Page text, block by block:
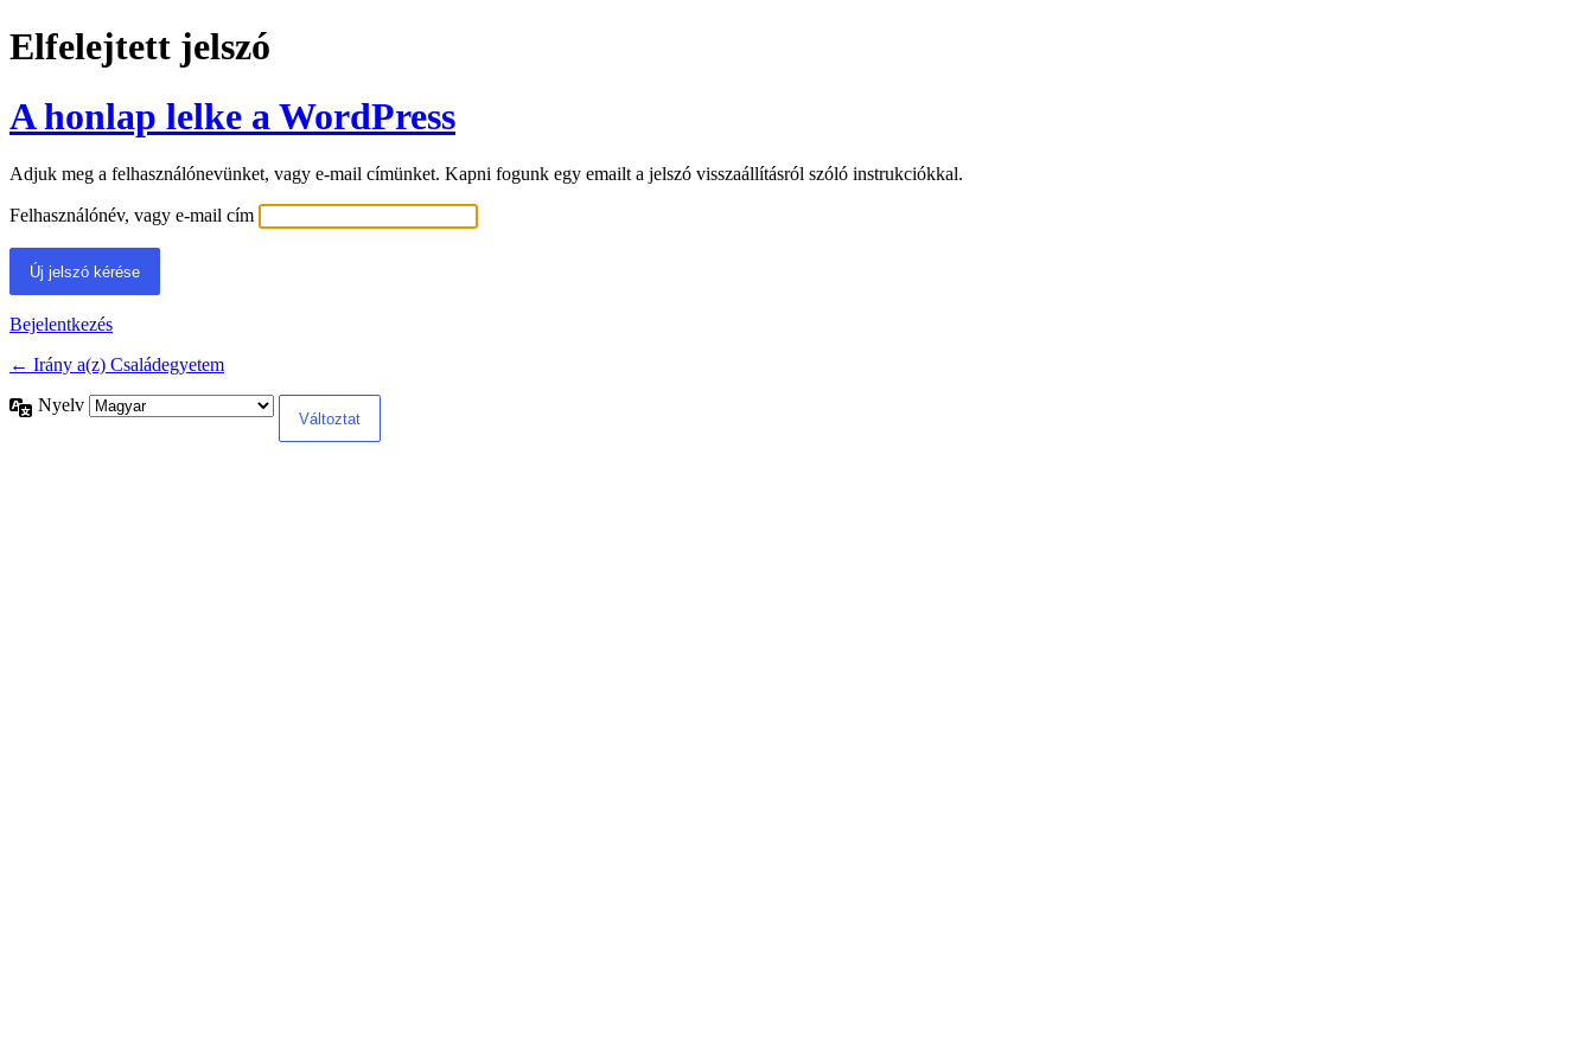
Elfelejtett jelszó
A honlap lelke a WordPress
Adjuk meg a felhasználónevünket, vagy e-mail címünket. Kapni fogunk egy emailt a jelszó visszaállításról szóló instrukciókkal.
Felhasználónév, vagy e-mail cím
Bejelentkezés
← Irány a(z) Családegyetem
Nyelv